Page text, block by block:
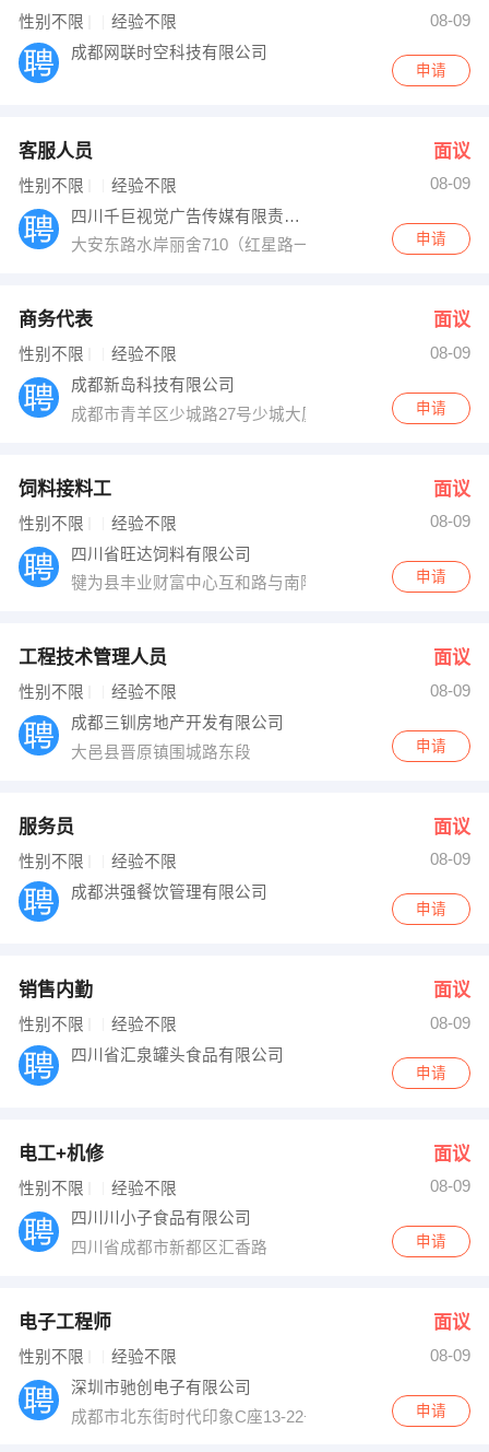
性别不限 经验不限
08-09
成都网联时空科技有限公司
申请
客服人员 面议
性别不限 经验不限
08-09
四川千巨视觉广告传媒有限责任公司
大安东路水岸丽舍710（红星路一段,一号桥头）申请
商务代表 面议
性别不限 经验不限
08-09
成都新岛科技有限公司
成都市青羊区少城路27号少城大厦16楼10号
申请
饲料接料工 面议
性别不限 经验不限
08-09
四川省旺达饲料有限公司
犍为县丰业财富中心互和路与南阳路交叉口东南50米
申请
工程技术管理人员 面议
性别不限 经验不限
08-09
成都三钏房地产开发有限公司
大邑县晋原镇围城路东段
申请
服务员 面议
性别不限 经验不限
08-09
成都洪强餐饮管理有限公司
申请
销售内勤 面议
性别不限 经验不限
08-09
四川省汇泉罐头食品有限公司
申请
电工+机修 面议
性别不限 经验不限
08-09
四川川小子食品有限公司
四川省成都市新都区汇香路
申请
电子工程师 面议
性别不限 经验不限
08-09
深圳市驰创电子有限公司
成都市北东街时代印象C座13-22号
申请